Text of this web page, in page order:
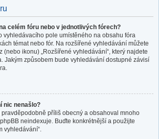
celém fóru nebo v jednotlivých fórech?
vyhledávacího pole umístěného na obsahu fóra
témat nebo fór. Na rozšířené vyhledávání můžete
(nebo ikonu) „Rozšířené vyhledávání“, který najdete
Jakým způsobem bude vyhledávání dostupné závisí
nic nenašlo?
příliš obecný a obsahoval mnoho
neindexuje. Buďte konkrétnější a použijte
vyhledávání“.